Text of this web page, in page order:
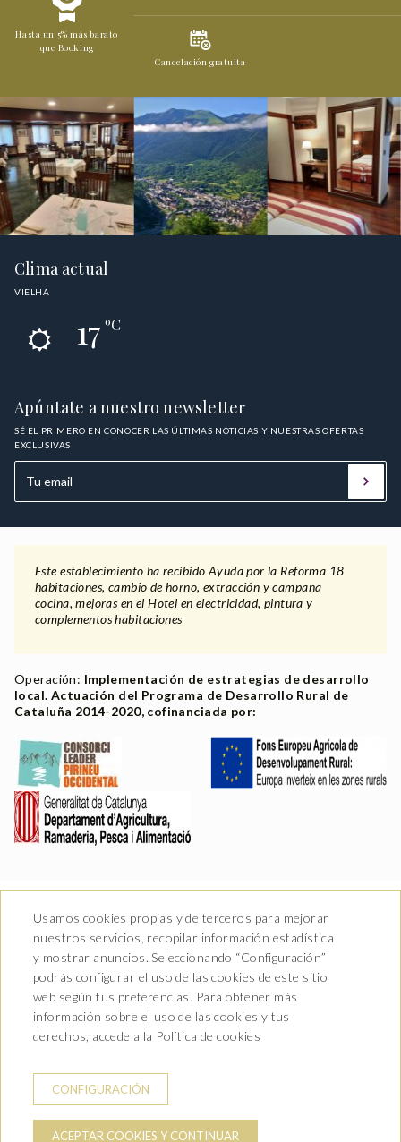
Hasta un 5% más barato
que Booking
Cancelación gratuita
Clima actual
VIELHA
17ºC
Apúntate a nuestro newsletter
SÉ EL PRIMERO EN CONOCER LAS ÚLTIMAS NOTICIAS Y NUESTRAS OFERTAS
EXCLUSIVAS
Este establecimiento ha recibido Ayuda por la Reforma 18
habitaciones, cambio de horno, extracción y campana
cocina, mejoras en el Hotel en electricidad, pintura y
complementos habitaciones
Operación: Implementación de estrategias de desarrollo
local. Actuación del Programa de Desarrollo Rural de
Cataluña 2014-2020, cofinanciada por:
Av. Castiero 7 - 25530 Vielha,
Lleida
T. 973 64 00 00
info@hotelurogallo.com
CONDICIONES DE RESERVA
AVISO LEGAL
POLITICA DE PRIVACIDAD
Usamos cookies propias y de terceros para mejorar
nuestros servicios, recopilar información estadística
y mostrar anuncios. Seleccionando “Configuración”
podrás configurar el uso de las cookies de este sitio
web según tus preferencias. Para obtener más
información sobre el uso de las cookies y tus
derechos, accede a la Política de cookies
CONFIGURACIÓN
ACEPTAR COOKIES Y CONTINUAR